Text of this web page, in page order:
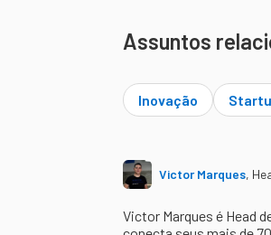
Assuntos
Inovação
Victor Marques,
Victor Marques é Head